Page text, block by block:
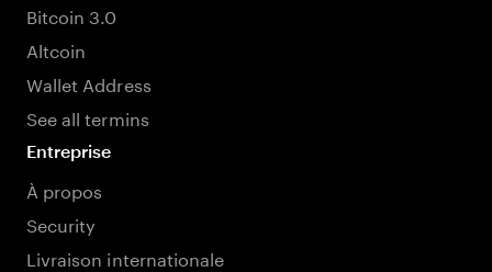
Bitcoin 3.0
Altcoin
Wallet Address
See all termins
Entreprise
À propos
Security
Livraison internationale